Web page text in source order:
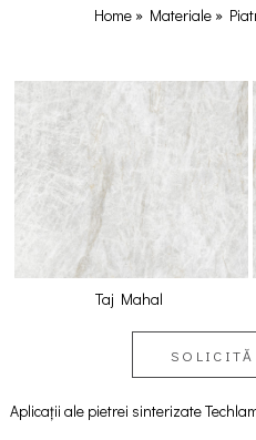
Home » Materiale »
Taj Mahal
SOLICITĂ
Aplicații ale pietrei sinterizate